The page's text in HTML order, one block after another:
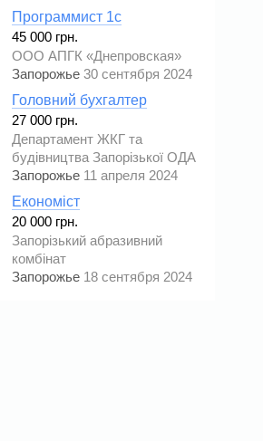
Программист 1c
45 000 грн.
ООО АПГК «Днепровская»
Запорожье 30 сентября 2024
Головний бухгалтер
27 000 грн.
Департамент ЖКГ та
будівництва Запорізької ОДА
Запорожье 11 апреля 2024
Економіст
20 000 грн.
Запорізький абразивний
комбінат
Запорожье 18 сентября 2024